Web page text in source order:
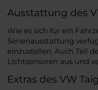
Ausstattung des
Wie es sich für ein
Serienausstattung
einzustellen. Auch Teil
Lichtsensoren aus und
Extras des VW